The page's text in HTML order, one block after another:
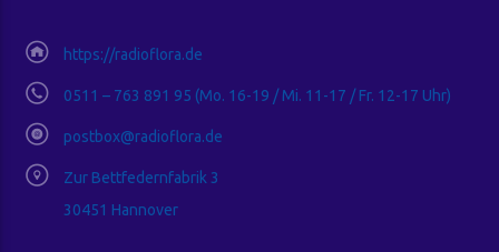
https://radioflora.de
0511 – 763 891 95 (Mo. 16-19 / Mi. 11-17 / Fr. 12-17 Uhr)
postbox@radioflora.de
Zur Bettfedernfabrik 3
30451 Hannover